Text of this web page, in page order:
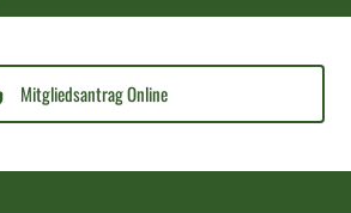
Mitgliedsantrag Online